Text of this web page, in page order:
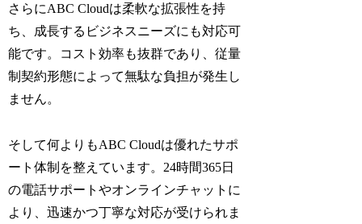
さらにABC Cloudは柔軟な拡張性を持
ち、成長するビジネスニーズにも対応可
能です。コスト効率も抜群であり、従量
制契約形態によって無駄な負担が発生し
ません。
そして何よりもABC Cloudは優れたサポ
ート体制を整えています。24時間365日
の電話サポートやオンラインチャットに
より、迅速かつ丁寧な対応が受けられま